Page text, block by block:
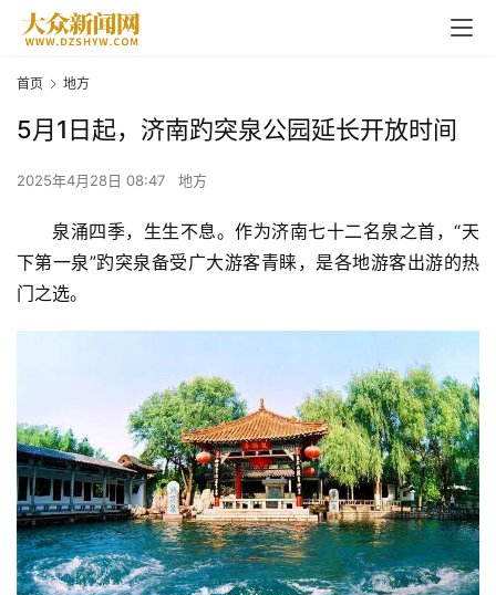
首页 地方
5月1日起，济南趵突泉公园延长开放时间
2025年4月28日 08:47 地方
泉涌四季，生生不息。作为济南七十二名泉之首，“天
下第一泉”趵突泉备受广大游客青睐，是各地游客出游的热
门之选。